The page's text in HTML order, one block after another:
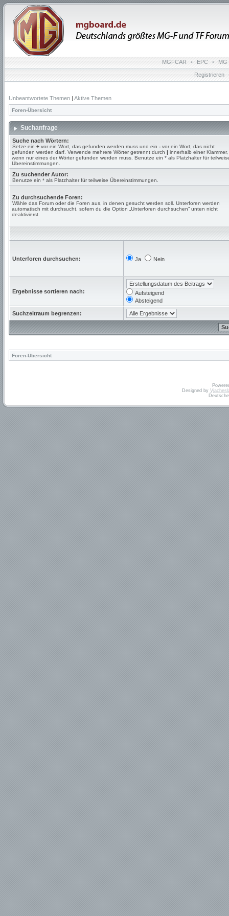
MGFCAR • EPC • MG
Registrieren
Unbeantwortete Themen | Aktive Themen
Foren-Übersicht
Suchanfrage
Suche nach Wörtern:
Setze ein + vor ein Wort, das gefunden werden muss und ein - vor ein Wort, das nicht
gefunden werden darf. Verwende mehrere Wörter getrennt durch | innerhalb einer Klammer,
wenn nur eines der Wörter gefunden werden muss. Benutze ein * als Platzhalter für
Übereinstimmungen.
Zu suchender Autor:
Benutze ein * als Platzhalter für teilweise Übereinstimmungen.
Zu durchsuchende Foren:
Wähle das Forum oder die Foren aus, in denen gesucht werden soll. Unterforen werden
automatisch mit durchsucht, sofern du die Option „Unterforen durchsuchen“ unten nicht
deaktivierst.
Unterforen durchsuchen: Ja Nein
Ergebnisse sortieren nach:
Aufsteigend
Absteigend
Suchzeitraum begrenzen:
Foren-Übersicht
Designed by